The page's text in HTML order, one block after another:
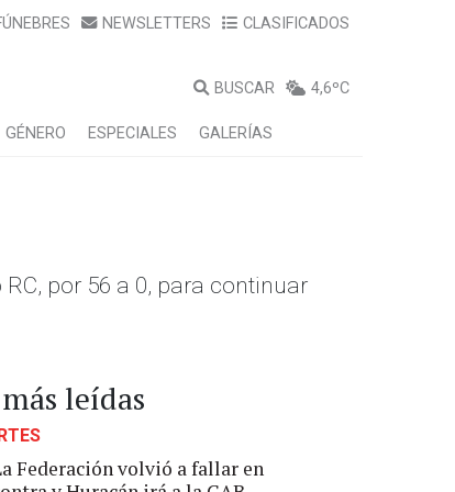
NEWSLETTERS CLASIFICADOS
BUSCAR 4,6ºC
GÉNERO ESPECIALES GALERÍAS
por 56 a 0, para continuar
leídas
Federación volvió a fallar en